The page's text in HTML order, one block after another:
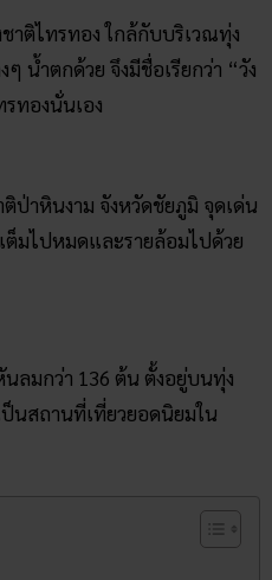
าติไทรทอง ใกล้กับบริเวณทุ่ง
น้ำตกด้วย จึงมีชื่อเรียกว่า “วัง
ทองนั่นเอง
ป่าหินงาม จังหวัดชัยภูมิ จุดเด่น
มไปหมดและรายล้อมไปด้วย
ลมกว่า 136 ต้น ตั้งอยู่บนทุ่ง
นสถานที่เที่ยวยอดนิยมใน